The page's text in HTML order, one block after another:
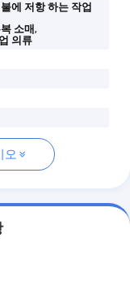
에 저항 하는 작업
소매,
의류
오